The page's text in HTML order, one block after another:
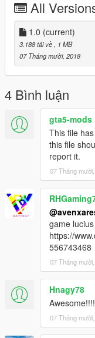
All
1.0 (current)
3.188 tải về
, 1 MB
07 Tháng mười, 2018
4 Bình luận
gta5-mods
This file
this file
report it.
07 Tháng
game
https://
556743468
07 Tháng
Hnagy78
Awesome!!!!
07 Tháng